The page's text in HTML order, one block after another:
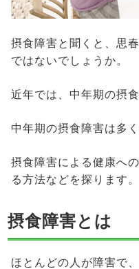
摂食障害と聞くと、思
ではないでしょうか。
近年では、中年期の摂
中年期の摂食障害は多
摂食障害による健康へ
る方法などを探ります。
摂食障害とは
ほとんどの人が障害で